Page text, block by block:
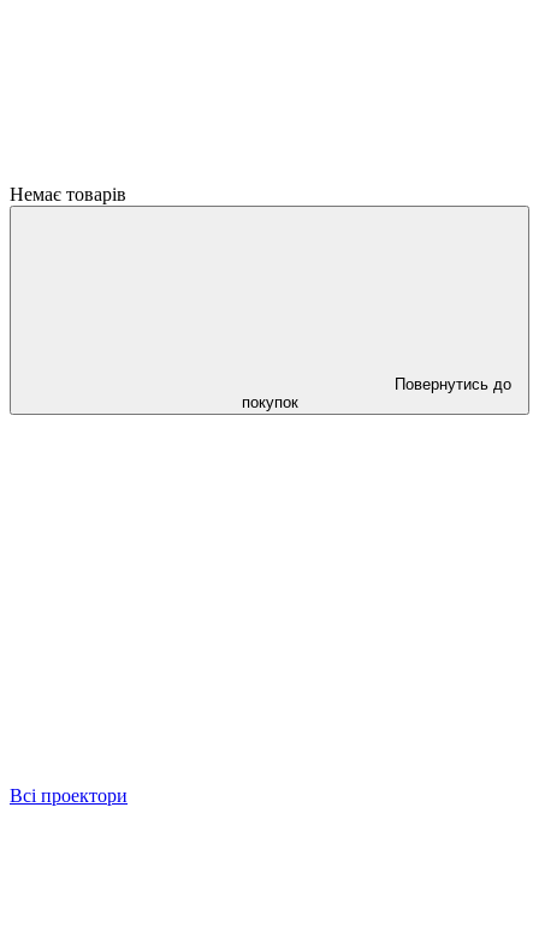
Немає товарів
Повернутись до
покупок
Всі проектори